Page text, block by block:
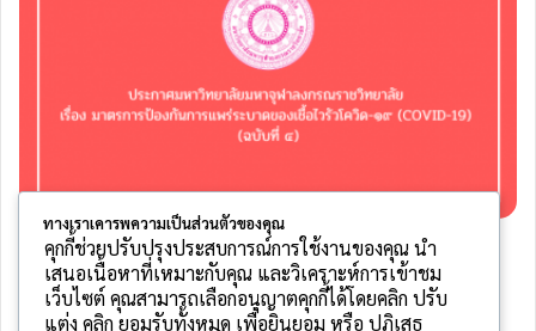
กิตติพันธ์ รัตนคร ๕ มกราคม ๒๕๖๔ ๐ ๕๕๙
ประกาศมหาวิทยาลัยมหาจุฬาลงกรณราช
วิทยาลัย เรื่อง มาตรการป้องกันการแพร่ระบาด
ทางเราเคารพความเป็นส่วนตัวของคุณ
คุกกี้ช่วยปรับปรุงประสบการณ์การใช้งานของคุณ นำ
เสนอเนื้อหาที่เหมาะกับคุณ และวิเคราะห์การเข้าชม
เว็บไซต์ คุณสามารถเลือกอนุญาตคุกกี้ได้โดยคลิก ปรับ
แต่ง คลิก ยอมรับทั้งหมด เพื่อยินยอม หรือ ปฏิเสธ